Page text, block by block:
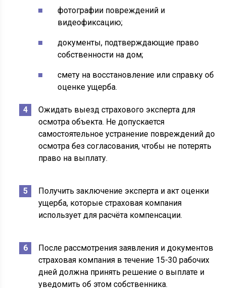
фотографии повреждений и
видеофиксацию;
документы, подтверждающие право
собственности на дом;
смету на восстановление или справку об
оценке ущерба.
Ожидать выезд страхового эксперта для
осмотра объекта. Не допускается
самостоятельное устранение повреждений до
осмотра без согласования, чтобы не потерять
право на выплату.
Получить заключение эксперта и акт оценки
ущерба, которые страховая компания
использует для расчёта компенсации.
После рассмотрения заявления и документов
страховая компания в течение 15-30 рабочих
дней должна принять решение о выплате и
уведомить об этом собственника.